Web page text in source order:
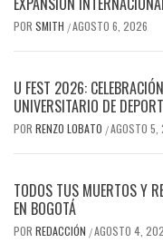
POR SMITH /AGOSTO 6, 2026
U FEST 2026:
UNIVERSITARIO DE
POR RENZO LOBATO /AGOSTO
TODOS TUS MUERTOS Y
EN BOGOTÁ
POR REDACCIÓN /AGOSTO 4,